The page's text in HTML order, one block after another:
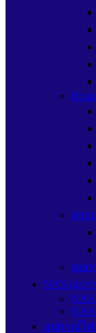
สาย
อุป
NAS (อุป
NAS
NAS
อุปกรณ์ไฟ